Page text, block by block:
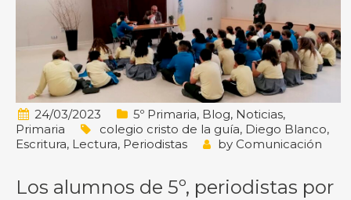
24/03/2023 5º Primaria, Blog, Noticias,
Primaria
colegio cristo de la guía, Diego Blanco,
Escritura, Lectura, Periodistas by Comunicación
Los alumnos de 5º, periodistas por